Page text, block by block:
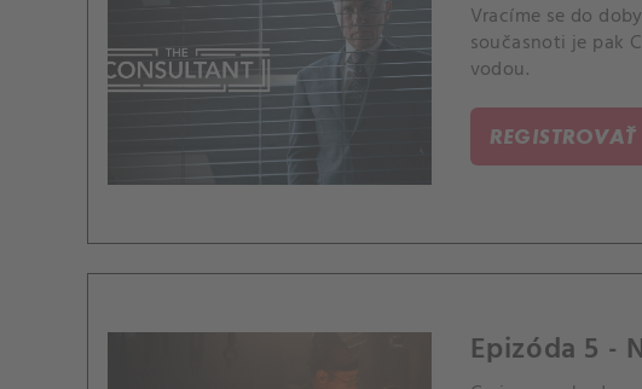
Vracíme se do
současnoti je pak
vodou.
REGISTROVAŤ
Epizóda 5 -